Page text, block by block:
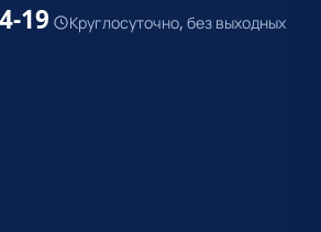
19 Круглосуточно, без выходных